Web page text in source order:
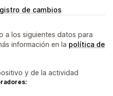
de cambios
a los siguientes datos para
información en la política de
y de la actividad